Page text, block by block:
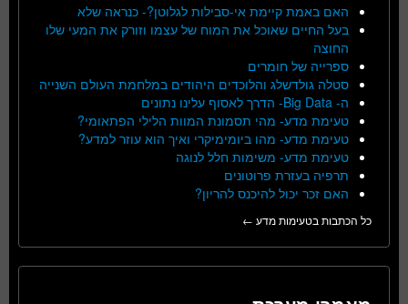
האם באמת קיימת אי-סבילות לגלוטן?- כנראה שלא
בעל החיים שאוכל את המוח של עצמו וזורק את המעי שלו
החוצה
ספרייה של חומרים
סטלה גולדשלג והלוכדים היהודים במלחמת העולם השנייה
ה- Big Data- הדרך לאסוף עלינו נתונים
טעימת מדע- מהי תסמונת המוות הלילי הפתאומי?
טעימת מדע- מהו ביומימיקרי ואיך הוא עוזר למדע?
טעימת מדע- משימות חלל לנוגה
תרפיה בעזרת פרוטונים
האם זכר יכול להיכנס להריון?
כל הכתבות בטעימות מדע ←